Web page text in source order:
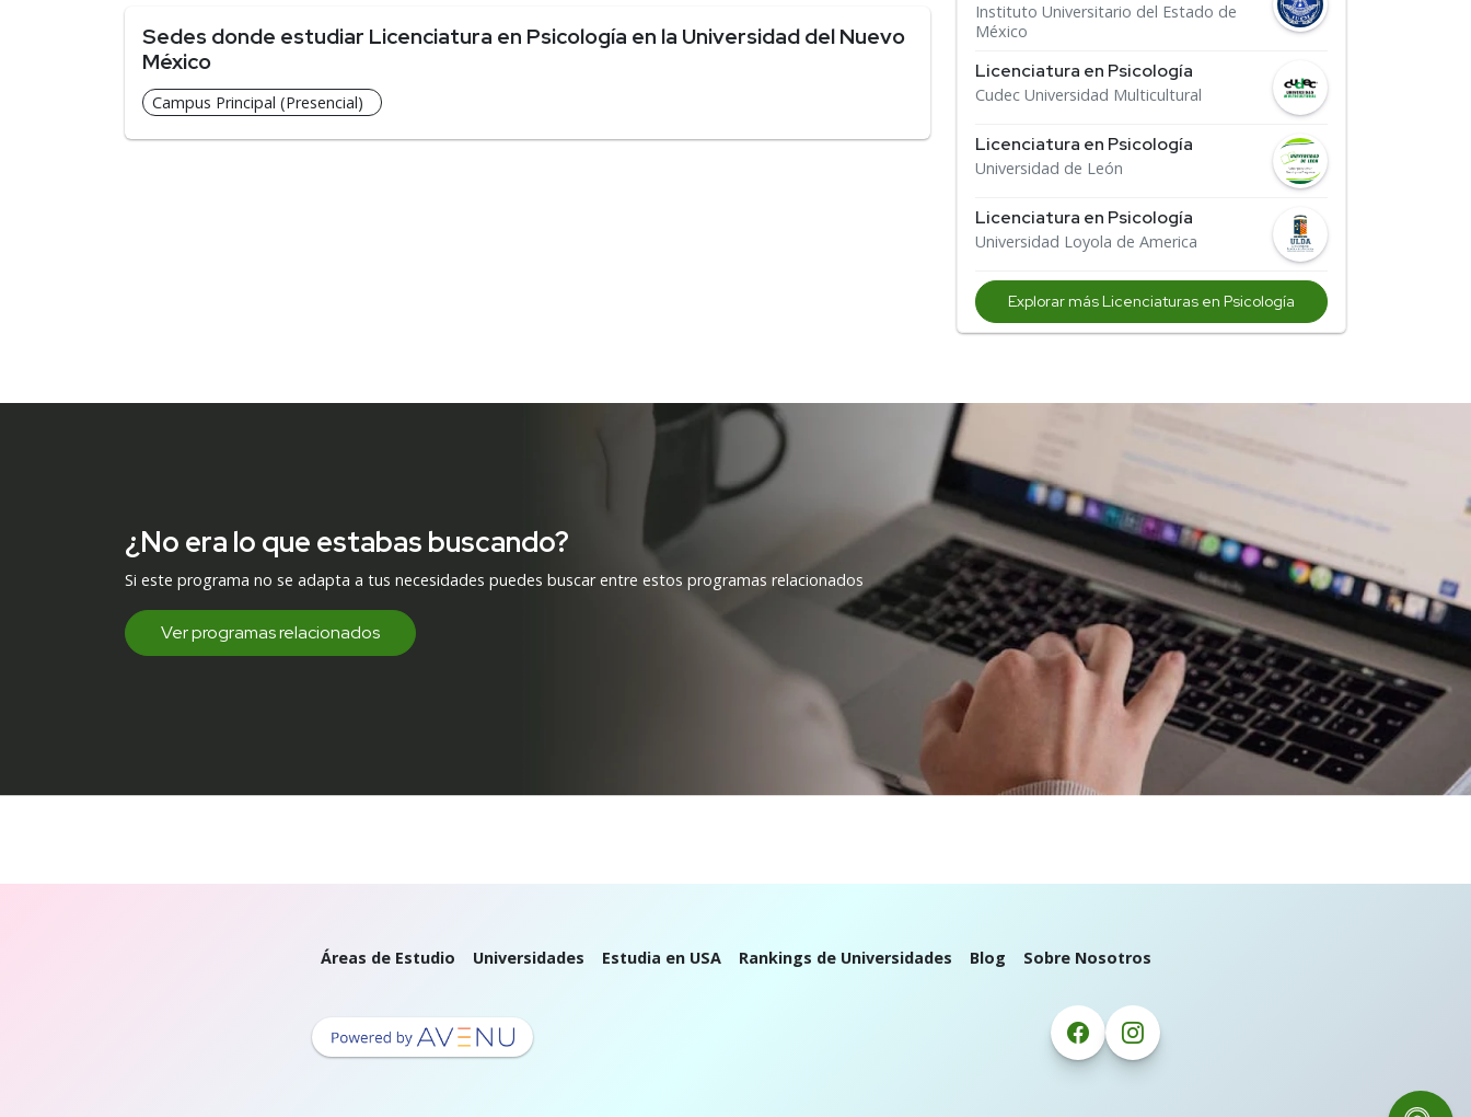
Sedes donde estudiar Licenciatura en Psicología en la Universidad del Nuevo
México
Campus Principal (Presencial)
Instituto Universitario del Estado de
México
Licenciatura en Psicología
Cudec Universidad Multicultural
Licenciatura en Psicología
Universidad de León
Licenciatura en Psicología
Universidad Loyola de America
Explorar más Licenciaturas en Psicología
¿No era lo que estabas buscando?
Si este programa no se adapta a tus necesidades puedes buscar entre estos programas relacionados
Ver programas relacionados
Áreas de Estudio Universidades Estudia en USA Rankings de Universidades Blog Sobre Nosotros